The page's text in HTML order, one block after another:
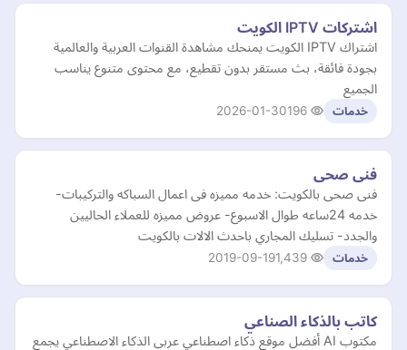
اشتركات IPTV الكويت
اشتراك IPTV الكويت يمنحك مشاهدة القنوات العربية والعالمية
بجودة فائقة، بث مستقر بدون تقطيع، مع محتوى متنوع يناسب
الجميع
خدمات 2026-01-30
فنى صحى
فنى صحى بالكويت: خدمه مميزه فى اعمال السباكه والتركيبات-
خدمه 24ساعه طوال الاسبوع- عروض مميزه للعملاء الحاليين
والجدد- تسليك المجاري باحدث الالات بالكويت
خدمات 2019-09-19
كاتب بالذكاء الصناعي
مكتوب AI أفضل موقع ذكاء اصطناعي عربى الذكاء الاصطناعي يجمع